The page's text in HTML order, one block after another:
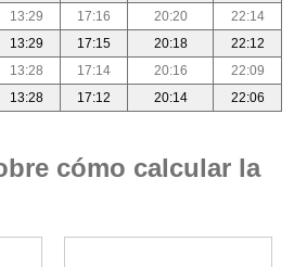
13:29 17:16 20:20
22:14
13:29 17:15 20:18
22:12
13:28 17:14 20:16
22:09
13:28 17:12 20:14 22:06
cómo calcular la